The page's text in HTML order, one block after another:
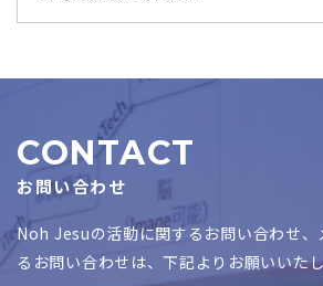
CONTACT
お問い合わせ
Noh Jesuの活動に関するお問い合わせ、
るお問い合わせは、下記よりお願いいた